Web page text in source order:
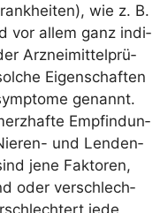
wie z. B.
vor allem ganz indi­
Arz­nei­mit­tel­prü­
Eigen­schaf­ten
genannt.
Emp­fin­dun­
und Len­den­
jene Fak­to­ren,
oder ver­schlech­
jede